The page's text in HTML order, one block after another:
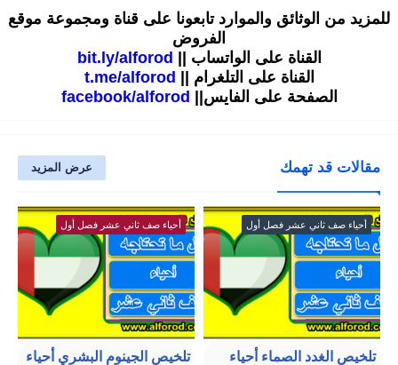
للمزيد من الوثائق والموارد تابعونا على قناة ومجموعة موقع
الفروض
القناة على الواتساب ||
bit.ly/alforod
القناة على التلغرام ||
t.me/alforod
الصفحة على الفايس||
facebook/alforod
مقالات قد تهمك عرض المزيد
أحياء صف ثاني عشر فصل أول
تلخيص الغدد الصماء أحياء
أحياء صف ثاني عشر فصل أول
تلخيص الجينوم البشري أحياء